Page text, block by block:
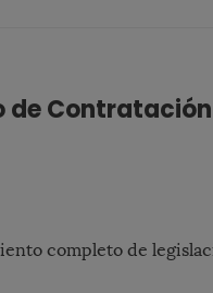
de
completo de